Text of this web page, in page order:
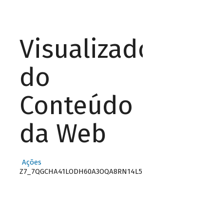
Visualizador
do
Conteúdo
da Web
Ações
Z7_7QGCHA41LODH60A3OQA8RN14L5